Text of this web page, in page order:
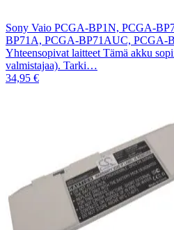
Sony Vaio PCGA-BP1N, PCGA-
BP71A, PCGA-BP71AUC, PCGA-
Yhteensopivat laitteet Tämä akku
valmistajaa). Tarki…
34,95 €